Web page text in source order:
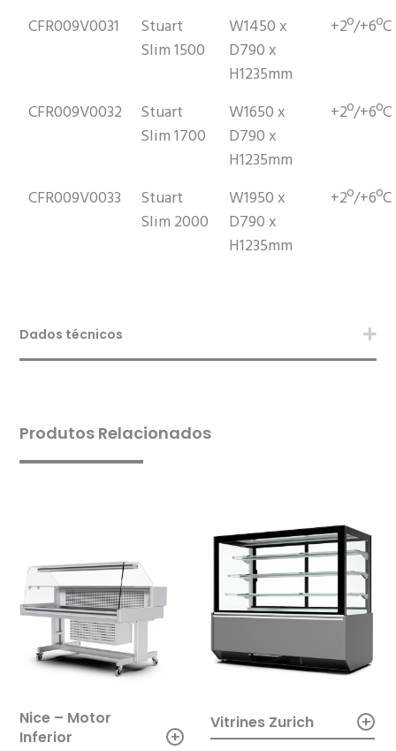
CFR009V0031
Stuart
Slim 1500
W1450 x
D790 x
H1235mm
+2º/+6ºC
CFR009V0032
Stuart
Slim 1700
W1650 x
D790 x
H1235mm
+2º/+6ºC
CFR009V0033
Stuart
Slim 2000
W1950 x
D790 x
H1235mm
+2º/+6ºC
Dados técnicos
Produtos Relacionados
Nice – Motor
Inferior
+
Vitrines Zurich +